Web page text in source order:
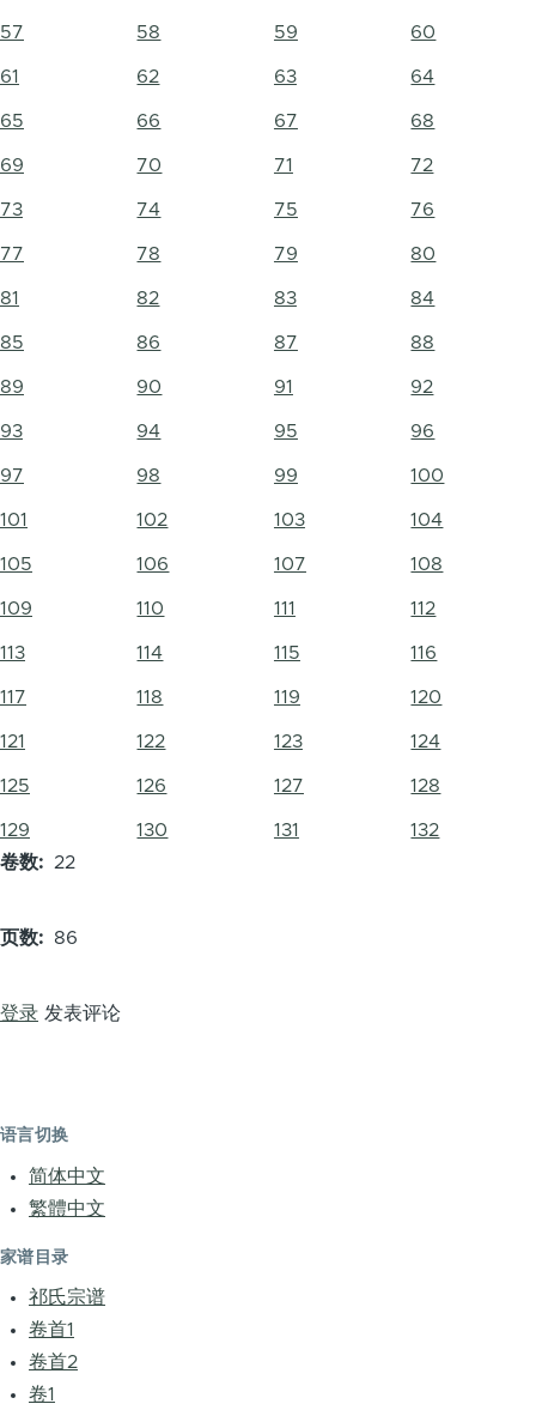
57 58 59 60
61 62 63 64
65 66 67 68
69 70 71 72
73 74 75 76
77 78 79 80
81 82 83 84
85 86 87 88
89 90 91 92
93 94 95 96
97 98 99 100
101 102 103 104
105 106 107 108
109 110 111 112
113 114 115 116
117 118 119 120
121 122 123 124
125 126 127 128
129 130 131
132
卷数
22
页数 86
登录 发表评论
语言切换
简体中文
繁體中文
家谱目录
祁氏宗谱
卷首1
卷首2
卷1